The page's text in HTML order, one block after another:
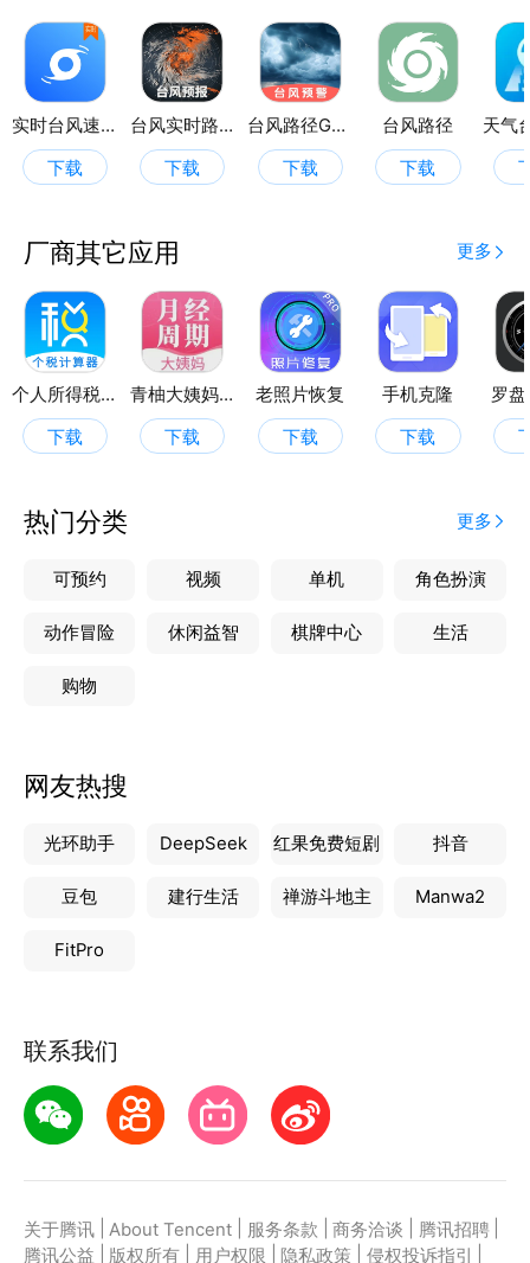
易用，操作方便快捷，是您身边的一款不可或缺的天气
助手。无论您是出行、旅游还是日常生活，这款软件都
能为您带来即时、可靠的台风和天气信息，确保您的安
全和舒适。
实时台风速报
下载
台风实时路径
下载
台风路径GPS
下载
台风路径
下载
厂商其它应用 更多
个人所得税管家
下载
青柚大姨妈记录
下载
老照片恢复
下载
手机克隆
下载
罗
热门分类 更多
可预约 视频 单机 角色扮演
动作冒险 休闲益智 棋牌中心 生活
购物
网友热搜
光环助手 DeepSeek 红果免费短剧 抖音
豆包 建行生活 禅游斗地主 Manwa2
FitPro
联系我们
关于腾讯 About Tencent 服务条款 商务洽谈 腾讯招聘
腾讯公益
版权所有 用户权限 隐私政策 侵权投诉指引